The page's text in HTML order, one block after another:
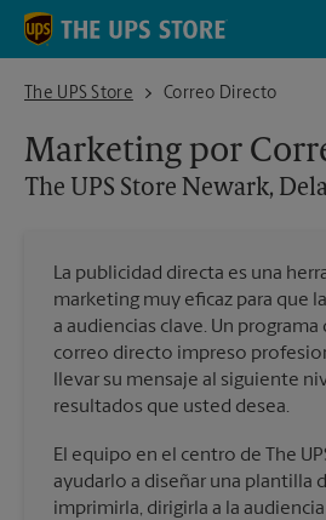
Skip to content
Return to Nav
The UPS Store
The UPS Store Newark, Delaware
Correo Directo
Marketing por
The UPS Store Newark,
La publicidad directa es una
marketing muy eficaz para que
a audiencias clave. Un
correo directo impreso
llevar su mensaje al siguiente
resultados que usted desea.
El equipo en el centro de The
ayudarlo a diseñar una plantilla
imprimirla, dirigirla a la